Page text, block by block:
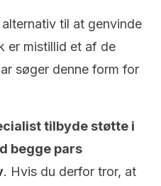
til at genvinde
er mistillid et af de
søger denne form for
tilbyde støtte i
begge pars
. Hvis du derfor tror, at